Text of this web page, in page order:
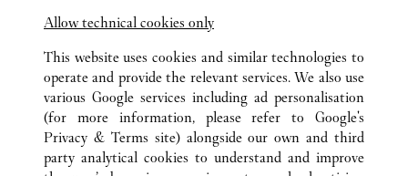
Visit us on Instagram
Link Opens in New TabVisit us on Tumblr
Link Opens in New Tab
ALLE CARTIER STANDORTE JAPAN 広島県
広島市
中区胡町6-26
Allow technical cookies only
This website uses cookies and similar technologies to
operate and provide the relevant services. We also use
various Google services including ad personalisation
(for more information, please refer to Google's
Privacy & Terms site) alongside our own and third
party analytical cookies to understand and improve